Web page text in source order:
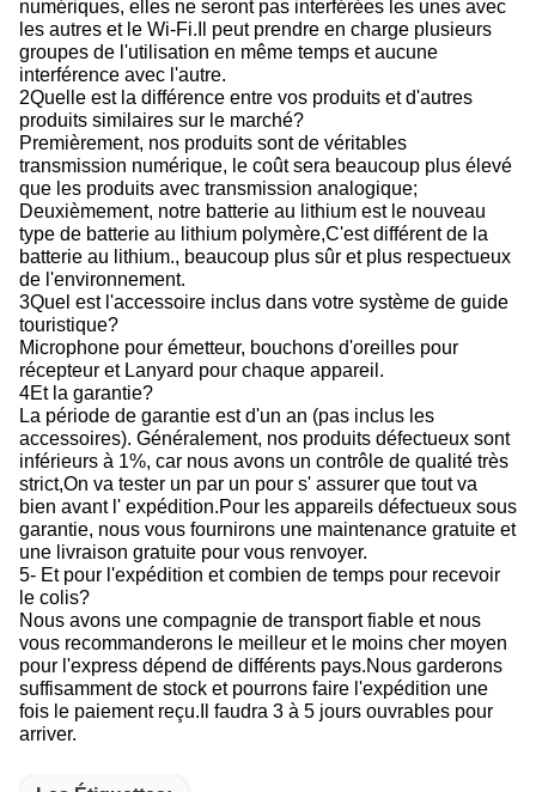
numériques, elles ne seront pas interférées les unes avec
les autres et le Wi-Fi.Il peut prendre en charge plusieurs
groupes de l'utilisation en même temps et aucune
interférence avec l'autre.
2Quelle est la différence entre vos produits et d'autres
produits similaires sur le marché?
Premièrement, nos produits sont de véritables
transmission numérique, le coût sera beaucoup plus élevé
que les produits avec transmission analogique;
Deuxièmement, notre batterie au lithium est le nouveau
type de batterie au lithium polymère,C'est différent de la
batterie au lithium., beaucoup plus sûr et plus respectueux
de l'environnement.
3Quel est l'accessoire inclus dans votre système de guide
touristique?
Microphone pour émetteur, bouchons d'oreilles pour
récepteur et Lanyard pour chaque appareil.
4Et la garantie?
La période de garantie est d'un an (pas inclus les
accessoires). Généralement, nos produits défectueux sont
inférieurs à 1%, car nous avons un contrôle de qualité très
strict,On va tester un par un pour s' assurer que tout va
bien avant l' expédition.Pour les appareils défectueux sous
garantie, nous vous fournirons une maintenance gratuite et
une livraison gratuite pour vous renvoyer.
5- Et pour l'expédition et combien de temps pour recevoir
le colis?
Nous avons une compagnie de transport fiable et nous
vous recommanderons le meilleur et le moins cher moyen
pour l'express dépend de différents pays.Nous garderons
suffisamment de stock et pourrons faire l'expédition une
fois le paiement reçu.Il faudra 3 à 5 jours ouvrables pour
arriver.